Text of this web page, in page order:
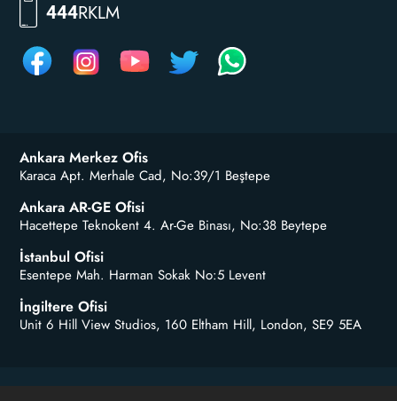
444RKLM
Ankara Merkez Ofis
Karaca Apt. Merhale Cad, No:39/1 Beştepe
Ankara AR-GE Ofisi
Hacettepe Teknokent 4. Ar-Ge Binası, No:38 Beytepe
İstanbul Ofisi
Esentepe Mah. Harman Sokak No:5 Levent
İngiltere Ofisi
Unit 6 Hill View Studios, 160 Eltham Hill, London, SE9 5EA